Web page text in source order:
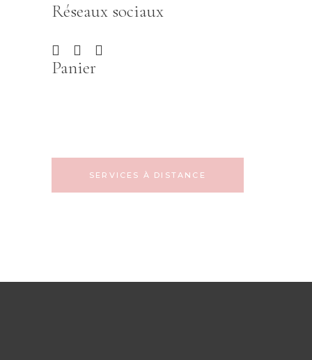
Réseaux sociaux
Panier
SERVICES À DISTANCE